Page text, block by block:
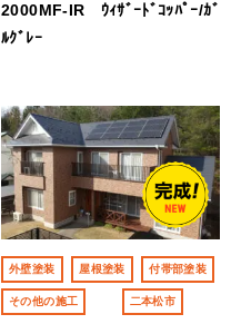
2000MF-IR ｳｨｻﾞｰﾄﾞｺｯﾊﾟｰ/ｶﾞ
ﾙｸﾞﾚｰ
外壁塗装 屋根塗装 付帯部塗装
その他の施工 二本松市